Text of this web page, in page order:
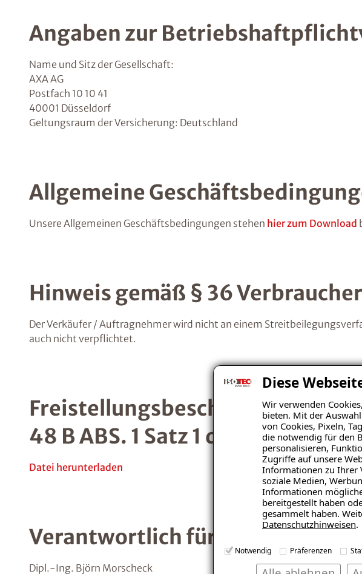
Diese
Wir verwenden
bieten. Mit der Auswahl
von Cookies, Pixeln,
die notwendig für den
personalisieren,
Zugriffe auf unsere
Informationen zu Ihrer
soziale Medien,
Informationen
bereitgestellt haben
gesammelt haben.
Datenschutzhinweisen.
Notwendig Präferenzen
Angaben zur
Name und Sitz der Gesellschaft:
AXA AG
Postfach 10 10 41
40001 Düsseldorf
Geltungsraum der Versicherung: Deutschland
Allgemeine
Unsere Allgemeinen Geschäftsbedingungen stehen hier zum Download
Hinweis gemäß § 36
Der Verkäufer / Auftragnehmer wird nicht an einem
auch nicht verpflichtet.
Freistellungsbescheinigung
48 B ABS. 1 Satz 1 des
Datei herunterladen
Verantwortlich für den Inhalt nach
Dipl.-Ing. Björn Morscheck